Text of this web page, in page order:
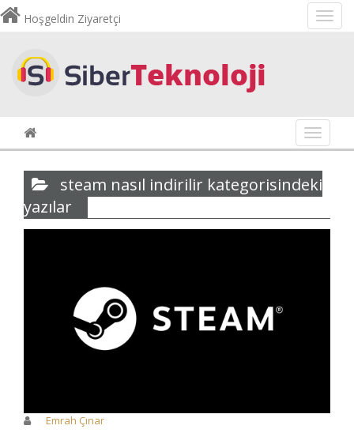
Hoşgeldin Ziyaretçi
steam nasıl indirilir kategorisindeki
yazılar
Emrah Çınar